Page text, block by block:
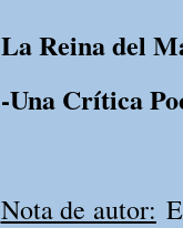
La Reina del
-Una Crítica
Nota de autor: